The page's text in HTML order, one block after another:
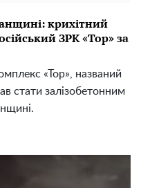
крихітний
ЗРК «Тор» за
«Тор», названий
стати залізобетонним